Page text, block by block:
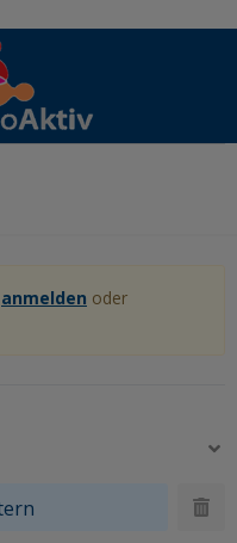
anmelden oder